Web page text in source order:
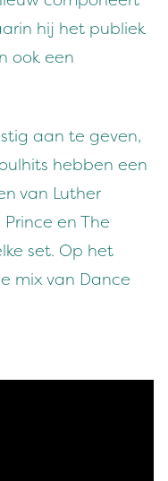
hij het publiek
ook een
aan te geven,
hebben een
van Luther
en The
set. Op het
mix van Dance